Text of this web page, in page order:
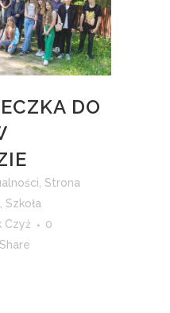
DO
, Strona
, Szkoła
Czyż
0
Share